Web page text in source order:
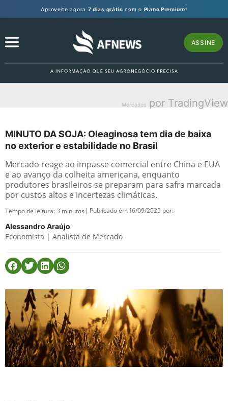
Aproveite agora 7 dias grátis com o Plano Premium!
ASSINE
Mercados por TradingView
MINUTO DA SOJA: Oleaginosa tem dia de baixa
no exterior e estabilidade no Brasil
Mercado reage ao impasse comercial entre China e EUA
e ao avanço da colheita americana, enquanto
produtores brasileiros se preparam para safra marcada
por custos altos e incertezas climáticas.
Tempo de leitura:3 minutos | Publicado em 16/09/2025 por:
Alessandro Araújo
Economista | Analista de Mercado